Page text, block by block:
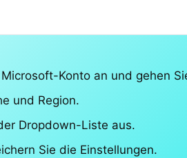
Konto an und gehen
und Region.
Dropdown-Liste aus.
Sie die Einstellungen.